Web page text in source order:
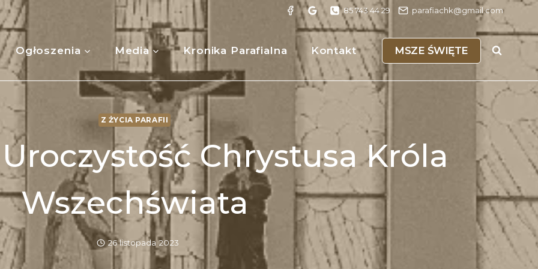
85 743 44 29 parafiachk@gmail.com
Ogłoszenia Media Kronika Parafialna Kontakt MSZE ŚWIĘTE
Z ŻYCIA PARAFII
Uroczystość Chrystusa Króla
Wszechświata
26 listopada 2023